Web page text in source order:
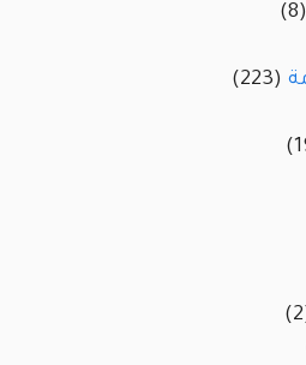
(8)
(223)